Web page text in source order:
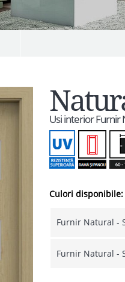
Usi interior Furnir
Culori disponibile:
Furnir Natural -
Furnir Natural -